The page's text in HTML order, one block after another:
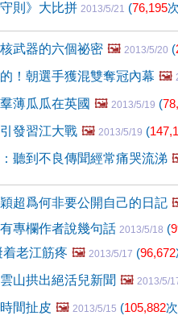
則》大比拼 2013/5/21 (76,195
武器的六個祕密 🖼️ 2013/5/20 (
！朝選手獲混雙奪冠內幕 🖼️
薄瓜瓜在英國 🖼️ 2013/5/19 (
發習江大戰 🖼️ 2013/5/19 (
聽到不良傳聞經常痛哭流涕
超爲何非要公開自己的日記
專欄作者說幾句話 2013/5/18 (
老江筋疼 🖼️ 2013/5/17 (96,672
山拱出絕活兒新聞 🖼️ 2013/5/
間扯皮 🖼️ 2013/5/15 (105,882